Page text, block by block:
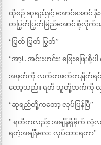
ထိုစဉ် ဆုရည်နှင့် အောင်အောင် နို
တပြွတ်ပြွတ်မြည်အောင် စို့လိုက်
“ပြွတ် ပြွတ် ပြွတ်”
“အာ့!.. အင်းးဟင်းး ဖြေးဖြေ
အဖုတ်ကို လက်တဖက်ကနှိုက်ရင်း
တော့သည်။ ရတီ သူတို့ဘက်ကို လှ
“ဆုရည်တို့ကတော့ လုပ်ပြန်ပြီ”
” ရတီကလည်း အချိန်ရှိခိုက် လုံ့လ
ရတဲ့အချိန်လေး လုပ်ထားရတာ”